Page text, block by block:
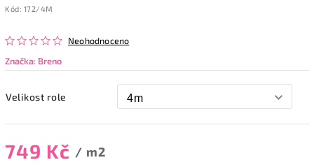
Kód: 172/4M
Neohodnoceno
Značka: Breno
Velikost role
749 Kč / m2